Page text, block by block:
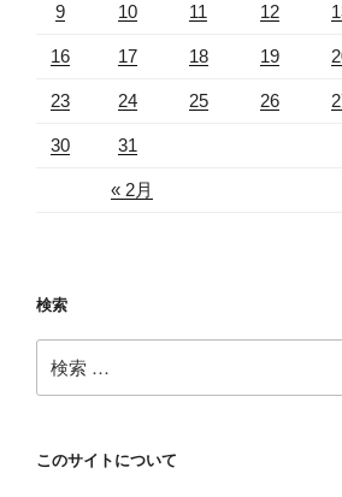
« 2月
9 10 11 12
16 17 18 19
23 24 25 26
30 31
検索
検
索:
このサイトについて